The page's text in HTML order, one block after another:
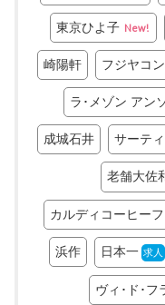
東京ひよ子 New!
崎陽軒 フジヤコ
ラ･メゾン アン
成城石井 サーテ
老舗大佐
カルディコーヒー
浜作 日本一 求人
ヴィ･ド･フ